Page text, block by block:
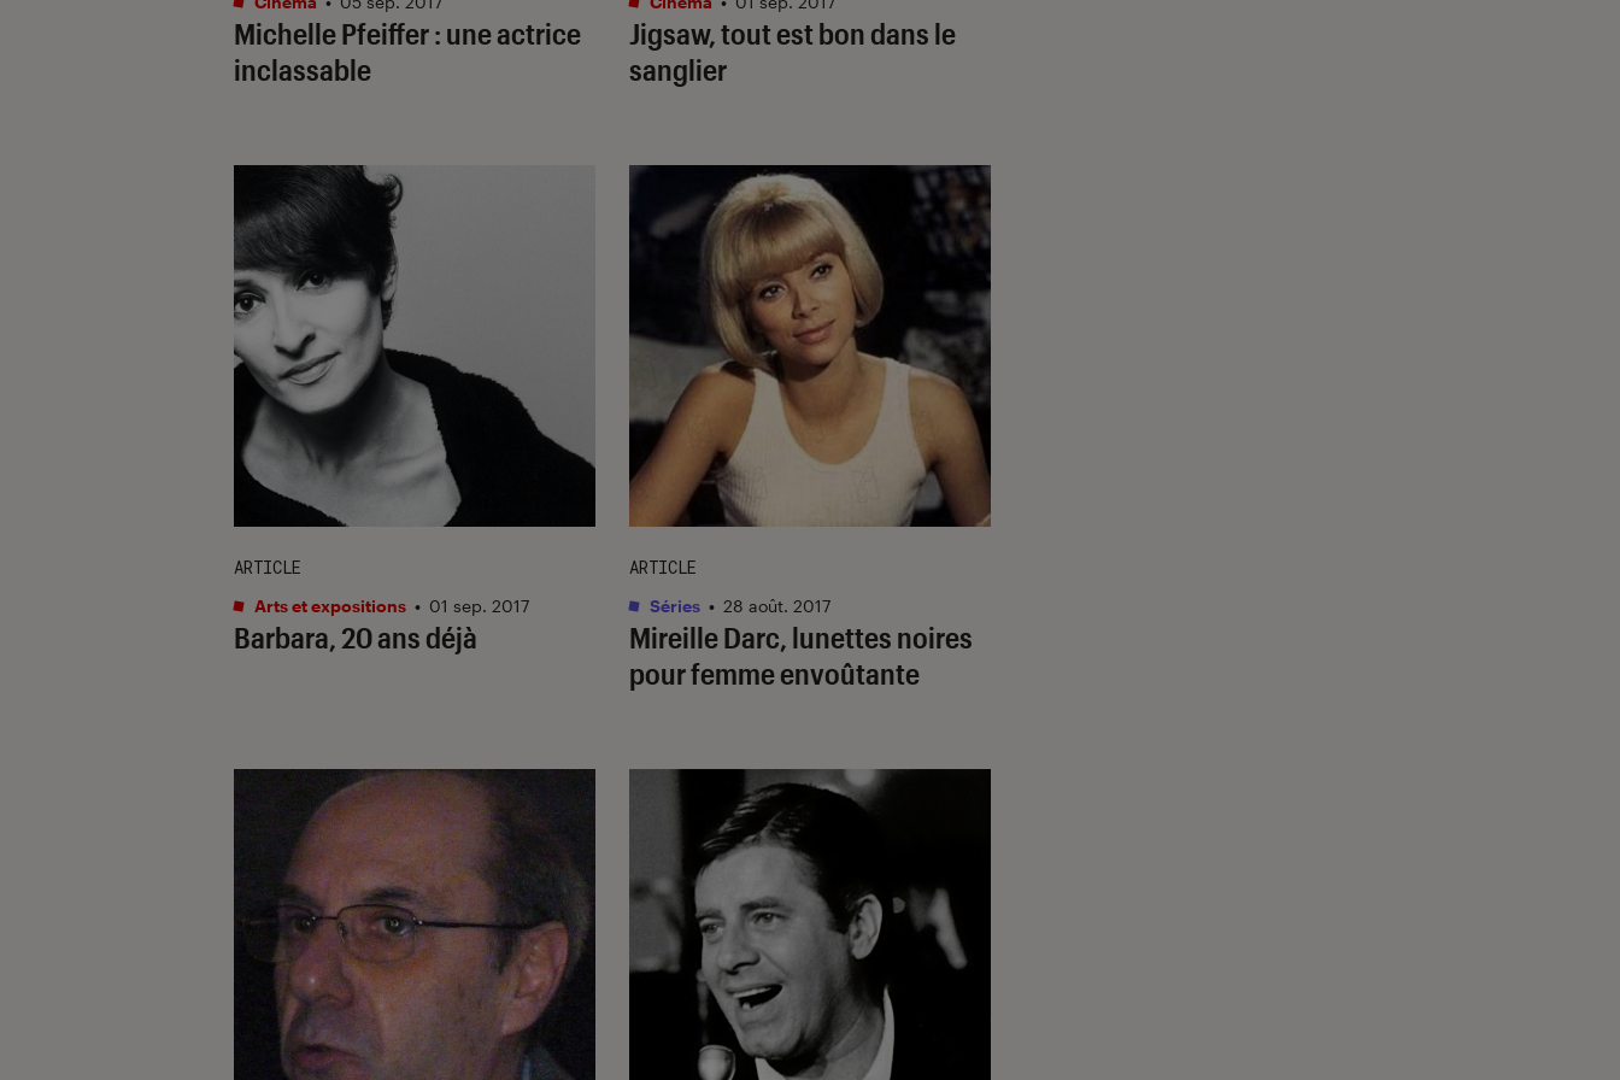
Michelle Pfeiffer : une actrice
inclassable
Jigsaw, tout est bon dans le
sanglier
Barbara, 20 ans déjà
ARTICLE
Arts et expositions • 01 sep. 2017
Mireille Darc, lunettes noires
pour femme envoûtante
ARTICLE
Séries • 28 août. 2017